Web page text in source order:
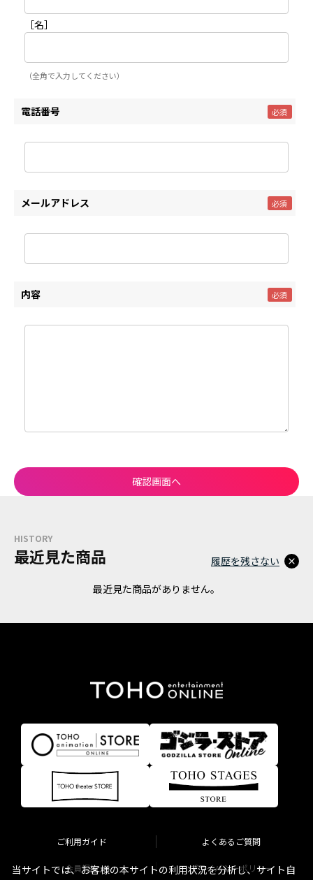
［名］
（全角で入力してください）
電話番号
メールアドレス
内容
HISTORY
最近見た商品
最近見た商品がありません。
履歴を残さない
ご利用ガイド よくあるご質問
会員規約 プライバシーポリシー
当サイトでは、お客様の本サイトの利用状況を分析し、サイト自